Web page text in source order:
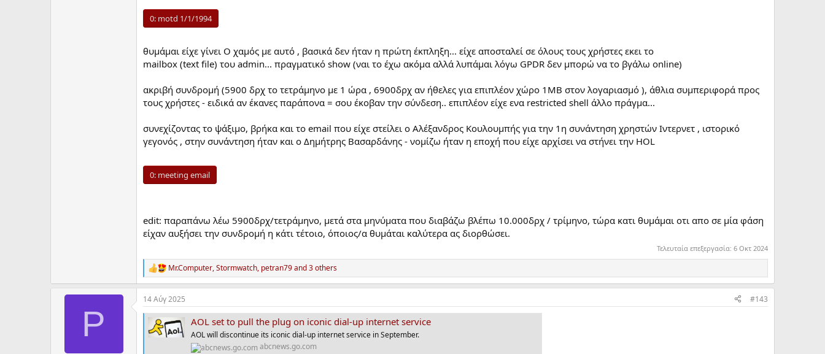
0: motd 1/1/1994
θυμάμαι είχε γίνει Ο χαμός με αυτό , βασικά δεν ήταν η πρώτη έκπληξη... είχε αποσταλεί σε όλους τους χρήστες εκει το
mailbox (text file) του admin... πραγματικό show (ναι το έχω ακόμα αλλά λυπάμαι λόγω GPDR δεν μπορώ να το βγάλω online)
ακριβή συνδρομή (5900 δρχ το τετράμηνο με 1 ώρα , 6900δρχ αν ήθελες για επιπλέον χώρο 1ΜΒ στον λογαριασμό ), άθλια συμπεριφορά προς
τους χρήστες - ειδικά αν έκανες παράπονα = σου έκοβαν την σύνδεση.. επιπλέον είχε ενα restricted shell άλλο πράγμα...
συνεχίζοντας το ψάξιμο, βρήκα και το email που είχε στείλει ο Αλέξανδρος Κουλουμπής για την 1η συνάντηση χρηστών Ιντερνετ , ιστορικό
γεγονός , στην συνάντηση ήταν και ο Δημήτρης Βασαρδάνης - νομίζω ήταν η εποχή που είχε αρχίσει να στήνει την HOL
0: meeting email
edit: παραπάνω λέω 5900δρχ/τετράμηνο, μετά στα μηνύματα που διαβάζω βλέπω 10.000δρχ / τρίμηνο, τώρα κατι θυμάμαι οτι απο σε μία φάση
είχαν αυξήσει την συνδρομή η κάτι τέτοιο, όποιος/α θυμάται καλύτερα ας διορθώσει.
Τελευταία επεξεργασία: 6 Οκτ 2024
R
e
a
c
t
i
o
Mr.Computer,Stormwatch, petran79and 3 others
P
14 Αύγ 2025 #143
AOL set to pull the plug on iconic dial-up internet service
AOL will discontinue its iconic dial-up internet service in September.
abcnews.go.com